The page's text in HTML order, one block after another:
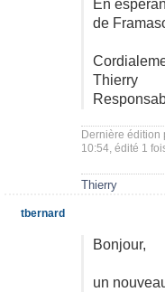
En
de
Thierry
Dernière édition
10:54, édité 1
Thierry
Bonjour,
un
tbernard